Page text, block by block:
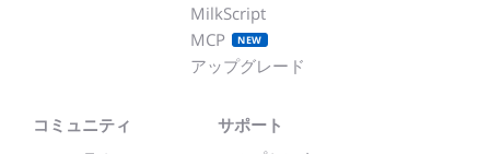
MilkScript
MCP
NEW
アップグレード
コミュニティ
サポート